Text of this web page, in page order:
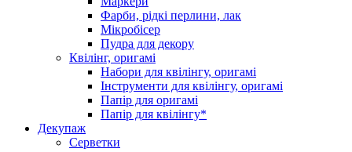
Фарби, рідкі перлини, лак
Мікробісер
Пудра для декору
Квілінг, оригамі
Набори для квілінгу, оригамі
Інструменти для квілінгу, оригамі
Папір для оригамі
Папір для квілінгу*
Декупаж
Серветки